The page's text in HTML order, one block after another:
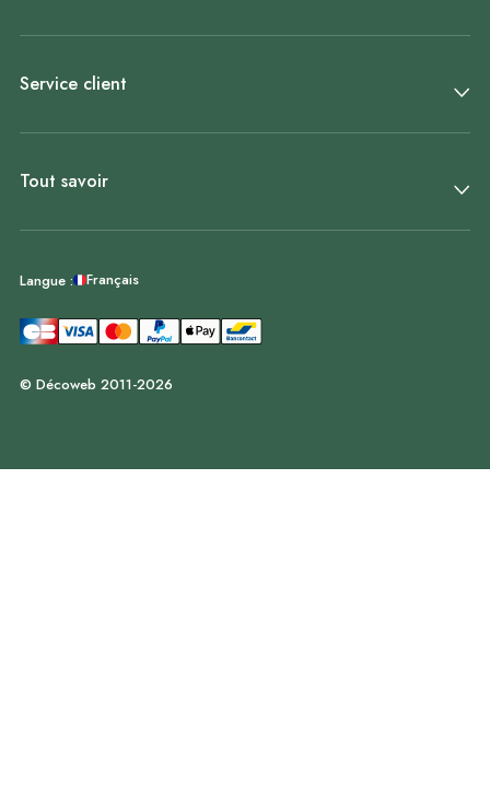
Service client
Tout savoir
Langue : Français
© Décoweb 2011-2026